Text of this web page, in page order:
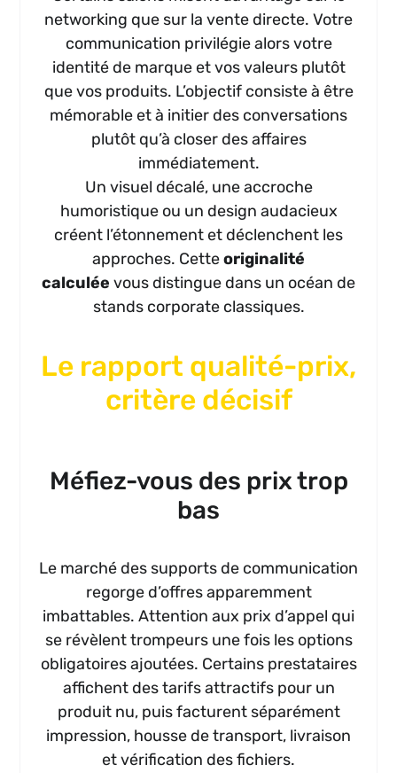
networking que sur la vente directe. Votre
communication privilégie alors votre
identité de marque et vos valeurs plutôt
que vos produits. L’objectif consiste à être
mémorable et à initier des conversations
plutôt qu’à closer des affaires
immédiatement.
Un visuel décalé, une accroche
humoristique ou un design audacieux
créent l’étonnement et déclenchent les
approches. Cetteoriginalité
calculée vous distingue dans un océan de
stands corporate classiques.
Le rapport qualité-prix,
critère décisif
Méfiez-vous des prix trop
bas
Le marché des supports de communication
regorge d’offres apparemment
imbattables. Attention aux prix d’appel qui
se révèlent trompeurs une fois les options
obligatoires ajoutées. Certains prestataires
affichent des tarifs attractifs pour un
produit nu, puis facturent séparément
impression, housse de transport, livraison
et vérification des fichiers.